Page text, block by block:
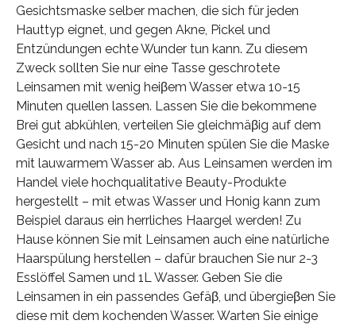
Gesichtsmaske selber machen, die sich für jeden
Hauttyp eignet, und gegen Akne, Pickel und
Entzündungen echte Wunder tun kann. Zu diesem
Zweck sollten Sie nur eine Tasse geschrotete
Leinsamen mit wenig heiβem Wasser etwa 10-15
Minuten quellen lassen. Lassen Sie die bekommene
Brei gut abkühlen, verteilen Sie gleichmäβig auf dem
Gesicht und nach 15-20 Minuten spülen Sie die Maske
mit lauwarmem Wasser ab. Aus Leinsamen werden im
Handel viele hochqualitative Beauty-Produkte
hergestellt – mit etwas Wasser und Honig kann zum
Beispiel daraus ein herrliches Haargel werden! Zu
Hause können Sie mit Leinsamen auch eine natürliche
Haarspülung herstellen – dafür brauchen Sie nur 2-3
Esslöffel Samen und 1L Wasser. Geben Sie die
Leinsamen in ein passendes Gefäβ, und übergieβen Sie
diese mit dem kochenden Wasser. Warten Sie einige